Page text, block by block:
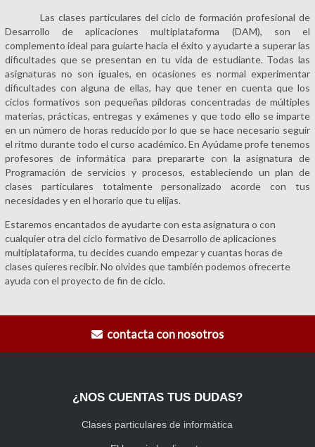
Las clases particulares del ciclo de formación profesional de
Desarrollo de aplicaciones multiplataforma (DAM), son el
complemento ideal para guiarte hacia el éxito y ayudarte a superar las
dificultades que se presentan en tu vida de estudiante. Todas las
asignaturas no son iguales, en ocasiones es normal experimentar
dificultades con alguna de ellas, hay que tener en cuenta que los
ciclos formativos son pequeñas píldoras concentradas de múltiples
materias, prácticas, entregas y exámenes y que todo ello se imparte
en un número de horas reducido por lo que se hace necesario seguir
el ritmo durante todo el curso académico. En Ayúdame profe tenemos
profesores de informática para prepararte con la asignatura de
Programación de servicios y procesos, estableciendo un plan de
clases particulares totalmente personalizado acorde con tus
necesidades y en el horario que tu elijas.
Estaremos encantados de ayudarte con esta asignatura o con
cualquier otra del ciclo formativo de Desarrollo de aplicaciones
multiplataforma, tu decides cuando empezar y cuantas horas de
clases quieres recibir. No olvides que también podemos ofrecerte
ayuda con el proyecto de fin de ciclo.
contacta con nosotros
¿NOS CUENTAS TUS DUDAS?
Clases particulares de informática